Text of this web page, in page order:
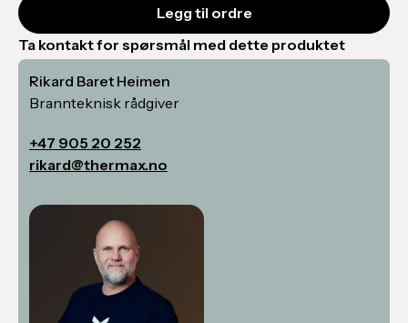
Ta kontakt for spørsmål med dette produktet
Rikard Baret Heimen
Brannteknisk rådgiver
+47 905 20 252
rikard@thermax.no